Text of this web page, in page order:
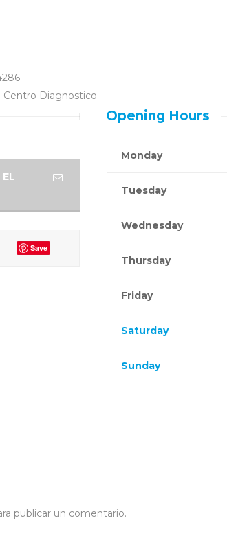
Centro Diagnostico
Save
Opening Hours
Monday
Tuesday
Wednesday
Thursday
Friday
Saturday
Sunday
publicar un comentario.